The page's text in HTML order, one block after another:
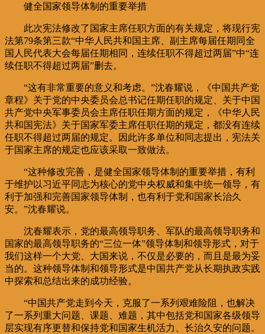
健全国家领导体制的重要举措
此次宪法修改了国家主席任职方面的有关规定，将现行宪
法第79条第三款“中华人民共和国主席、副主席每届任期同全
国人民代表大会每届任期相同，连续任职不得超过两届”中“连
续任职不得超过两届”删去。
“这有非常重要的意义和考虑。”沈春耀说，《中国共产党
章程》关于党的中央委员会总书记任期任职的规定、关于中国
共产党中央军事委员会主席任职任期方面的规定，《中华人民
共和国宪法》关于国家军委主席任职任期的规定，都没有连续
任职不得超过两届的规定。因此许多单位和同志提出，宪法关
于国家主席的规定也应该采取一致做法。
“这种修改完善，是健全国家领导体制的重要举措，有利
于维护以习近平同志为核心的党中央权威和集中统一领导，有
利于加强和完善国家领导体制，也有利于党和国家长治久
安。”沈春耀说。
沈春耀表示，党的最高领导职务、军队的最高领导职务和
国家的最高领导职务的“三位一体”领导体制和领导形式，对于
我们这样一个大党、大国来说，不仅是必要的，而且是最为妥
当的。这种领导体制和领导形式是中国共产党从长期执政实践
中探索和总结出来的成功经验。
“中国共产党走到今天，克服了一系列艰难险阻，也解决
了一系列重大问题、课题、难题，其中包括党和国家各级领导
层实现有序更替和保持党和国家生机活力、长治久安的问题。